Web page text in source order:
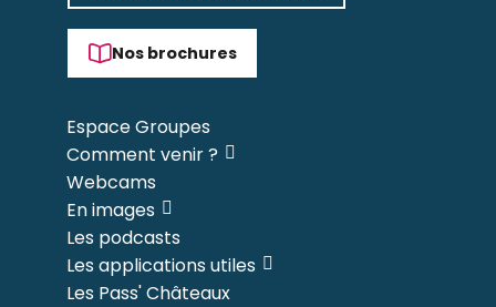
Nos brochures
Espace Groupes
Comment venir ?
Webcams
En images
Les podcasts
Les applications utiles
Les Pass' Châteaux